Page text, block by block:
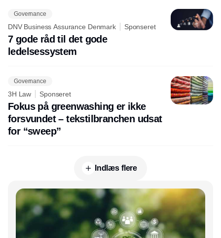
Governance
DNV Business Assurance Denmark Sponseret
7 gode råd til det gode
ledelsessystem
Governance
3H Law Sponseret
Fokus på greenwashing er ikke
forsvundet – tekstilbranchen udsat
for “sweep”
Indlæs flere
Annonce